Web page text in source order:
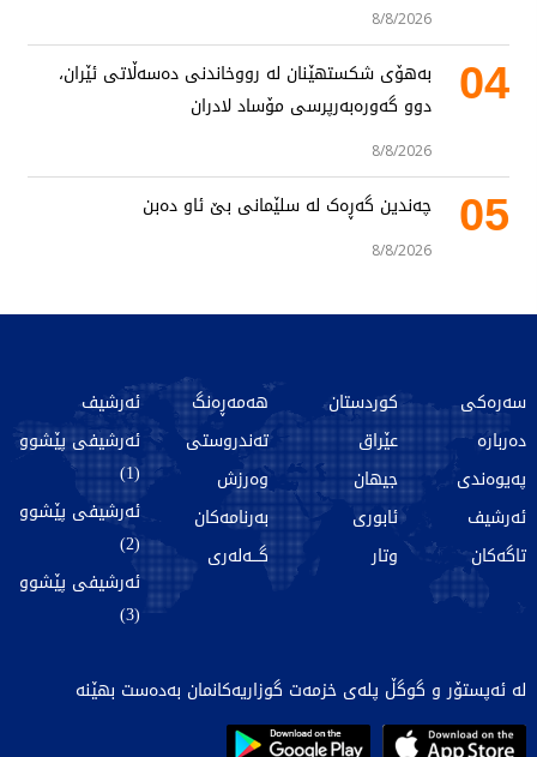
8/8/2026
04
بەهۆی شکستهێنان لە رووخاندنی دەسەڵاتی ئێران،
دوو گەورەبەرپرسی مۆساد لادران
8/8/2026
05 چەندین گەڕەک لە سلێمانی بێ ئاو دەبن
8/8/2026
سەرەکی
دەربارە
پەیوەندی
ئەرشیف
تاگەکان
کوردستان
عێراق
جیهان
ئابوری
وتار
هەمەڕەنگ
تەندروستی
وەرزش
بەرنامەکان
گـــەلەری
ئەرشیف
ئەرشیفی پێشوو
(1)
ئەرشیفی پێشوو
(2)
ئەرشیفی پێشوو
(3)
لە ئەپستۆر و گوگڵ پلەی خزمەت گوزاریەکانمان بەدەست بهێنە